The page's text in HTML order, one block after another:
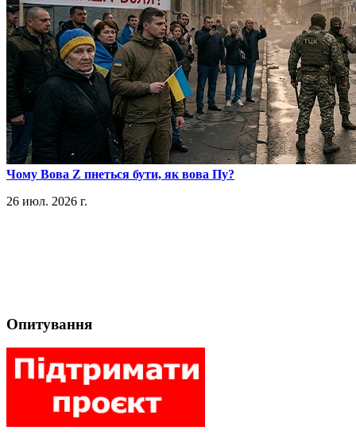
​Чому Вова Z пнеться бути, як вова Пу?
26 июл. 2026 г.
Опитування